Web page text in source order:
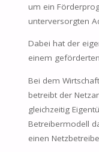
um ein
unterversorgten
Dabei hat der
einem
Bei dem
betreibt der
gleichzeitig
Betreibermodell
einen